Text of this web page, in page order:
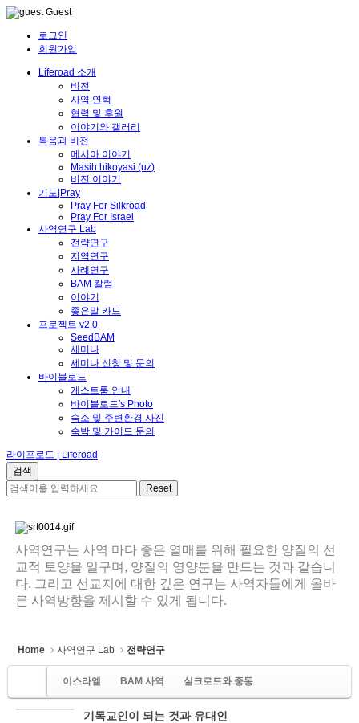
Guest
로그인
회원가입
Liferoad 소개
비전
사역 연혁
협력 및 후원
이야기와 갤러리
복음과 비전
메시아 이야기
Masih hikoyasi (uz)
비전 이야기
기도|Pray
Pray For Silkroad
Pray For Israel
사역연구 Lab
전략연구
지역연구
사례연구
BAM 칼럼
이야기
좋은말 카드
프로젝트 v2.0
SeedBAM
세미나
세미나 신청 및 문의
바이블로드
게스트룸 안내
바이블로드's Photo
숙소 및 주변환경 사진
숙박 및 가이드 문의
라이프로드 | Liferoad
사역연구는 사역 마다 좋은 열매를 위해 필요한 양질의 선
교적 토양을 일구며, 양질의 영양분을 만드는 것과 같습니
다. 그리고 선교지에 대한 깊은 연구는 사역자들에게 올바
른 사역방향을 제시할 수 있게 됩니다.
Home 사역연구 Lab 전략연구
이스라엘 BAM 사역 실크로드와 중동
기독교인이 되는 것과 유대인